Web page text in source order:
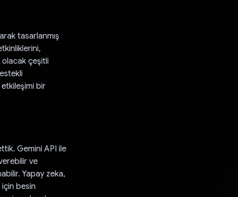
tasarlanmış
olacak çeşitli
etkileşimi bir
Gemini API ile
ve
Yapay zeka,
için besin